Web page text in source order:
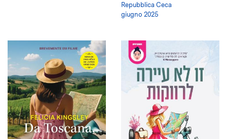
Repubblica Ceca
giugno 2025